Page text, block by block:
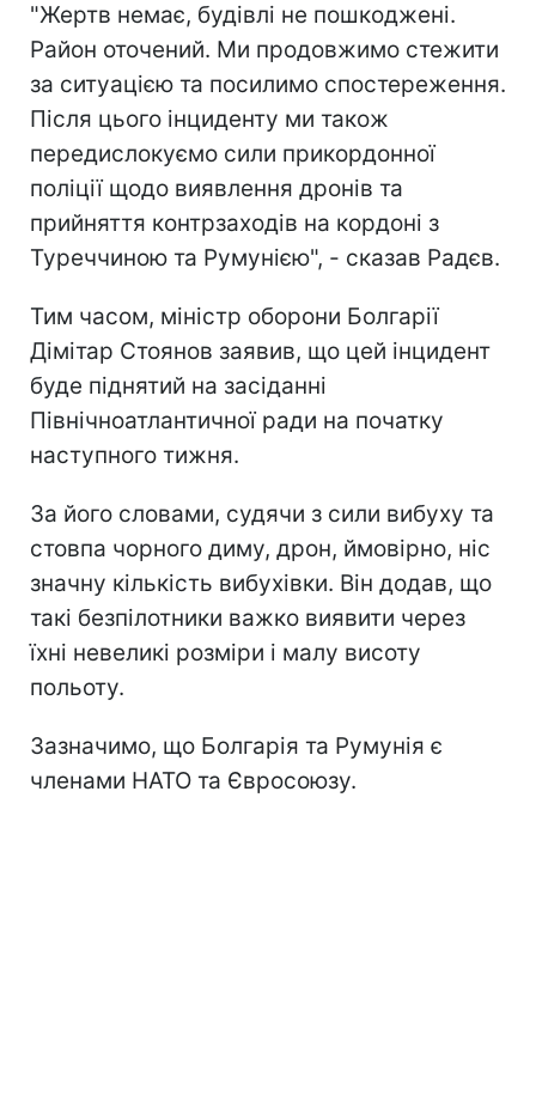
"Жертв немає, будівлі не пошкоджені.
Район оточений. Ми продовжимо стежити
за ситуацією та посилимо спостереження.
Після цього інциденту ми також
передислокуємо сили прикордонної
поліції щодо виявлення дронів та
прийняття контрзаходів на кордоні з
Туреччиною та Румунією", - сказав Радєв.
Тим часом, міністр оборони Болгарії
Дімітар Стоянов заявив, що цей інцидент
буде піднятий на засіданні
Північноатлантичної ради на початку
наступного тижня.
За його словами, судячи з сили вибуху та
стовпа чорного диму, дрон, ймовірно, ніс
значну кількість вибухівки. Він додав, що
такі безпілотники важко виявити через
їхні невеликі розміри і малу висоту
польоту.
Зазначимо, що Болгарія та Румунія є
членами НАТО та Євросоюзу.